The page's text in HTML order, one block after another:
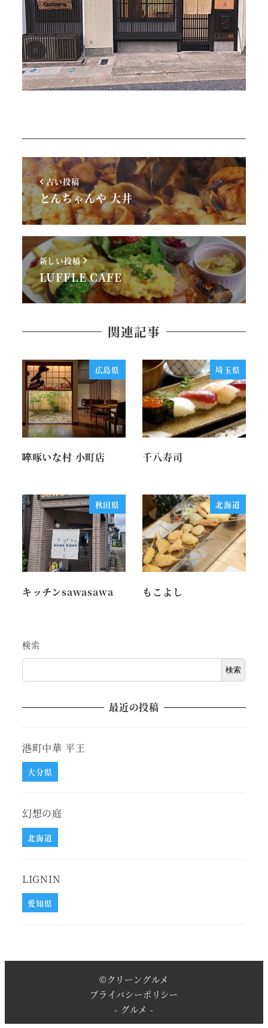
古い投稿
とんちゃんや 大井
新しい投稿
LUFFLE CAFE
関連記事
広島県
啐啄いな村 小町店
埼玉県
千八寿司
秋田県
キッチンsawasawa
北海道
もこよし
検索
検索
最近の投稿
港町中華 平王
大分県
幻想の庭
北海道
LIGNIN
愛知県
©クリーングルメ
プライバシーポリシー
- グルメ -